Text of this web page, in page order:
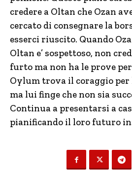
credere a Oltan che Ozan
cercato di consegnare la
esserci riuscito. Quando
Oltan e’ sospettoso, non
furto ma non ha le prove
Oylum trova il coraggio per
ma lui finge che non sia
Continua a presentarsi a
pianificando il loro futuro